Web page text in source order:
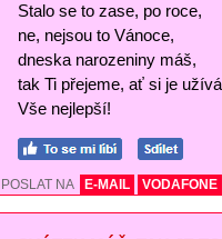
Stalo se to zase, po roce,
ne, nejsou to Vánoce,
dneska narozeniny máš,
tak Ti přejeme, ať si je
Vše nejlepší!
POSLAT NA E-MAIL VODAFONE